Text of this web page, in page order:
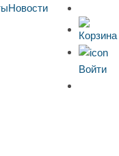
Новости
Войти